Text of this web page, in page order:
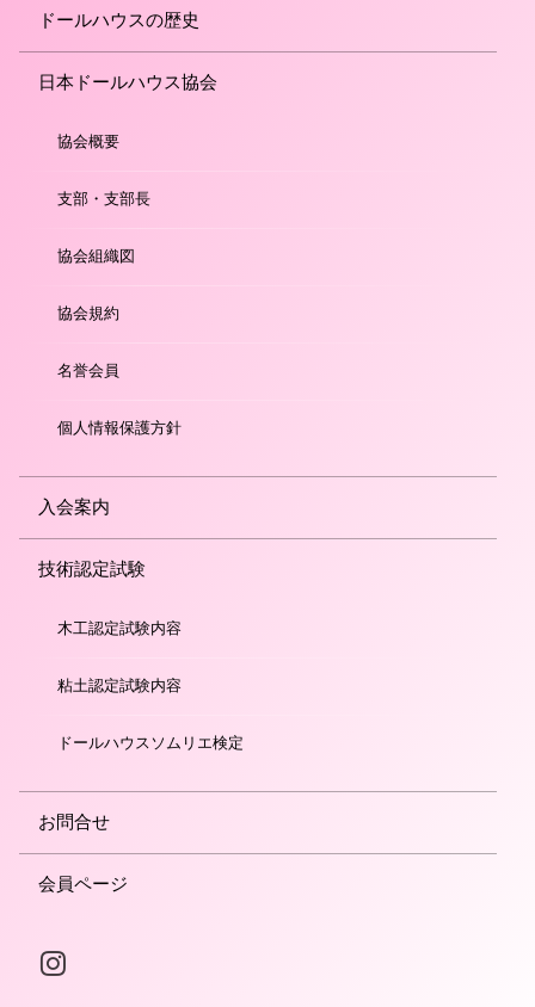
ドールハウスの歴史
日本ドールハウス協会
協会概要
支部・支部長
協会組織図
協会規約
名誉会員
個人情報保護方針
入会案内
技術認定試験
木工認定試験内容
粘土認定試験内容
ドールハウスソムリエ検定
お問合せ
会員ページ
Instagram